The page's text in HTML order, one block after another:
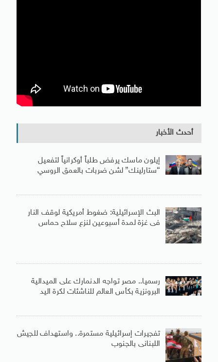
أحدث الأخبار
إيلون ماسك يرفض طلباً أوكرانياً لتفعيل
“ستارلينك” لشن ضربات بالعمق الروسي
البث الإسرائيلية: ضغوط أمريكية لوقف النار
فى غزة لمدة أسبوعين لنزع سلاح حماس
رسميا.. مصر تواجه الدنمارك على الميدالية
البرونزية بكأس العالم للناشئات لكرة اليد
تفجيرات إسرائيلية مستمرة.. واستهداف للجيش
اللبنانى بالجنوب